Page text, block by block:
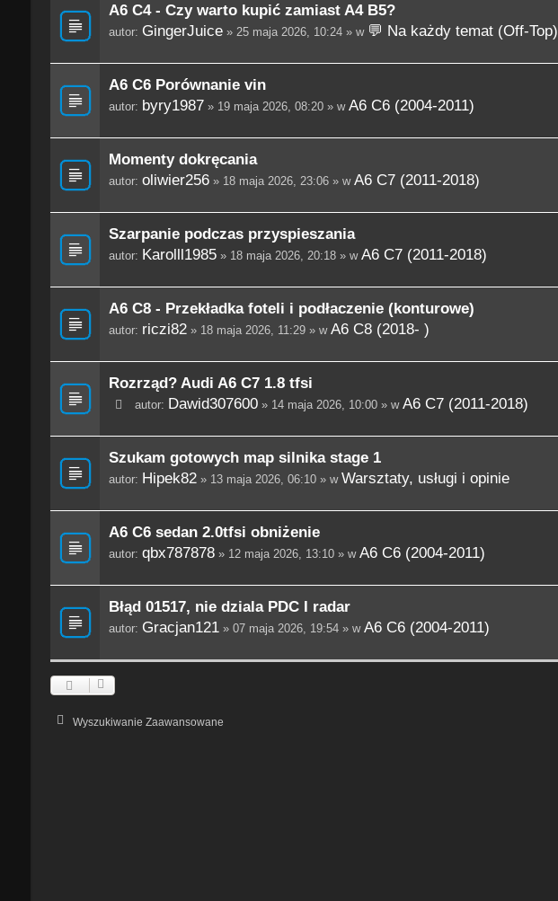
A6 C4 - Czy warto kupić zamiast A4 B5?
autor: GingerJuice» 25 maja 2026, 10:24 » w 💬 Na każdy temat (Off-Top)
A6 C6 Porównanie vin
autor: byry1987 » 19 maja 2026, 08:20 » w A6 C6 (2004-2011)
Momenty dokręcania
autor: oliwier256» 18 maja 2026, 23:06 » w A6 C7 (2011-2018)
Szarpanie podczas przyspieszania
autor: Karolll1985» 18 maja 2026, 20:18 » w A6 C7 (2011-2018)
A6 C8 - Przekładka foteli i podłaczenie (konturowe)
autor: riczi82» 18 maja 2026, 11:29 » w A6 C8 (2018- )
Rozrząd? Audi A6 C7 1.8 tfsi
autor: Dawid307600» 14 maja 2026, 10:00 » w A6 C7 (2011-2018)
Szukam gotowych map silnika stage 1
autor: Hipek82» 13 maja 2026, 06:10 » w Warsztaty, usługi i opinie
A6 C6 sedan 2.0tfsi obniżenie
autor: qbx787878» 12 maja 2026, 13:10 » w A6 C6 (2004-2011)
Błąd 01517, nie dziala PDC I radar
autor: Gracjan121» 07 maja 2026, 19:54 » w A6 C6 (2004-2011)
Wyszukiwanie Zaawansowane